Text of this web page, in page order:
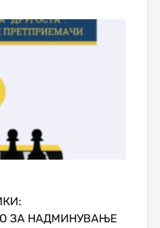
ЗА НАДМИНУВАЊЕ